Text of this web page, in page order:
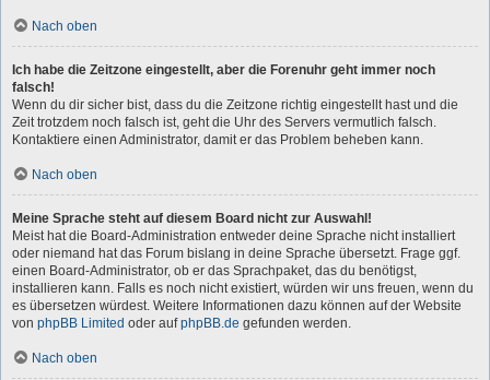
Nach oben
Ich habe die Zeitzone eingestellt, aber die Forenuhr geht immer noch
falsch!
Wenn du dir sicher bist, dass du die Zeitzone richtig eingestellt hast und die
Zeit trotzdem noch falsch ist, geht die Uhr des Servers vermutlich falsch.
Kontaktiere einen Administrator, damit er das Problem beheben kann.
Nach oben
Meine Sprache steht auf diesem Board nicht zur Auswahl!
Meist hat die Board-Administration entweder deine Sprache nicht installiert
oder niemand hat das Forum bislang in deine Sprache übersetzt. Frage ggf.
einen Board-Administrator, ob er das Sprachpaket, das du benötigst,
installieren kann. Falls es noch nicht existiert, würden wir uns freuen, wenn du
es übersetzen würdest. Weitere Informationen dazu können auf der Website
von phpBB Limited oder aufphpBB.de gefunden werden.
Nach oben